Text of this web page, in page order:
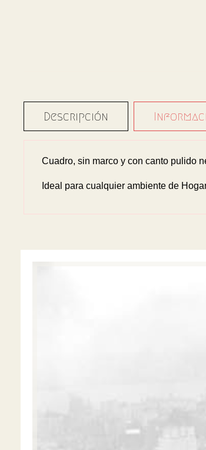
Descripción
Cuadro, sin marco y con canto pulido
Ideal para cualquier ambiente de